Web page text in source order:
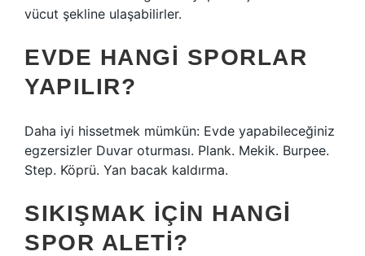
vücut şekline ulaşabilirler.
EVDE HANGI SPORLAR
YAPILIR?
Daha iyi hissetmek mümkün: Evde yapabileceğiniz
egzersizler Duvar oturması. Plank. Mekik. Burpee.
Step. Köprü. Yan bacak kaldırma.
SIKIŞMAK IÇIN HANGI
SPOR ALETI?